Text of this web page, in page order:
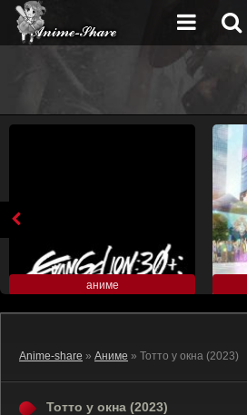
аниме
Anime-share » Аниме » Тотто у окна (2023)
Тотто у окна (2023)